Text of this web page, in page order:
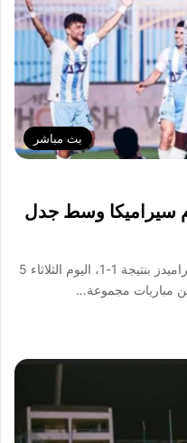
بث مباشر
سيراميكا وسط جدل
فرض سيراميكا كليوباترا التعادل على بيراميدز بنتيجة 1-1، اليوم الثلاثاء 5